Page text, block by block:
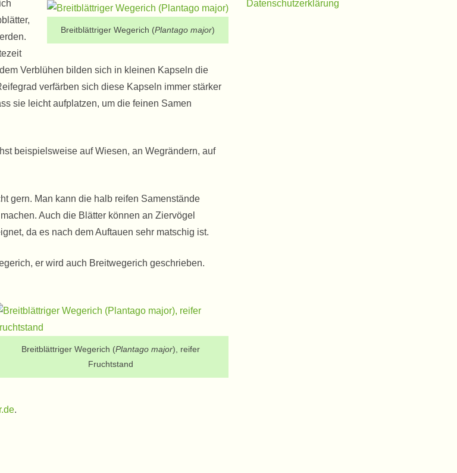
Breitblättriger Wegerich (Plantago major)
Verblühen bilden sich in kleinen Kapseln die
verfärben sich diese Kapseln immer stärker
sie leicht aufplatzen, um die feinen Samen
beispielsweise auf Wiesen, an Wegrändern, auf
gern. Man kann die halb reifen Samenstände
Auch die Blätter können an Ziervögel
da es nach dem Auftauen sehr matschig ist.
er wird auch Breitwegerich geschrieben.
Breitblättriger Wegerich (Plantago major), reifer
Fruchtstand
.
Datenschutzerklärung